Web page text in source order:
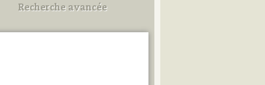
Recherche avancée
Utilisez les champs ci-dessous